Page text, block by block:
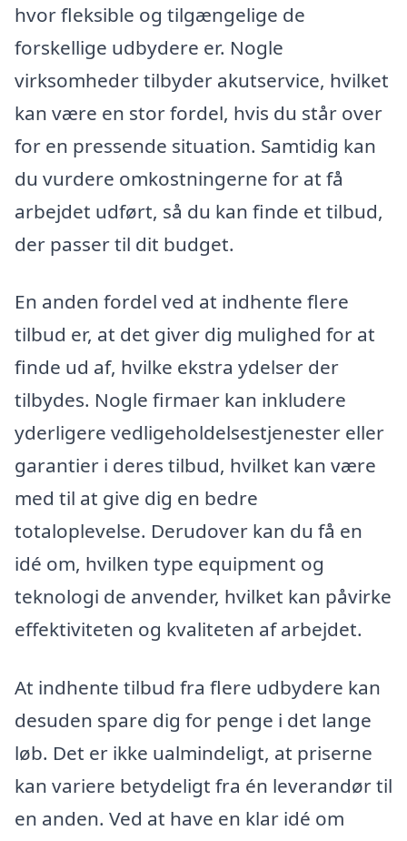
hvor fleksible og tilgængelige de
forskellige udbydere er. Nogle
virksomheder tilbyder akutservice, hvilket
kan være en stor fordel, hvis du står over
for en pressende situation. Samtidig kan
du vurdere omkostningerne for at få
arbejdet udført, så du kan finde et tilbud,
der passer til dit budget.
En anden fordel ved at indhente flere
tilbud er, at det giver dig mulighed for at
finde ud af, hvilke ekstra ydelser der
tilbydes. Nogle firmaer kan inkludere
yderligere vedligeholdelsestjenester eller
garantier i deres tilbud, hvilket kan være
med til at give dig en bedre
totaloplevelse. Derudover kan du få en
idé om, hvilken type equipment og
teknologi de anvender, hvilket kan påvirke
effektiviteten og kvaliteten af arbejdet.
At indhente tilbud fra flere udbydere kan
desuden spare dig for penge i det lange
løb. Det er ikke ualmindeligt, at priserne
kan variere betydeligt fra én leverandør til
en anden. Ved at have en klar idé om